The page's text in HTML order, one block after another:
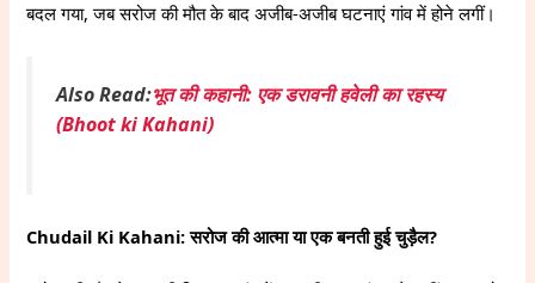
बदल गया, जब सरोज की मौत के बाद अजीब-अजीब घटनाएं गांव में होने लगीं।
Also Read:भूत की कहानी: एक डरावनी हवेली का रहस्य
(Bhoot ki Kahani)
Chudail Ki Kahani: सरोज की आत्मा या एक बनती हुई चुड़ैल?